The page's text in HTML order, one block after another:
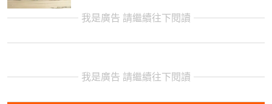
我是廣告 請繼續往下閱讀
我是廣告 請繼續往下閱讀